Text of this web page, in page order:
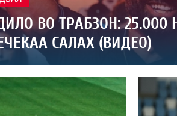
ВО ТРАБЗОН: 25.000
САЛАХ (ВИДЕО)